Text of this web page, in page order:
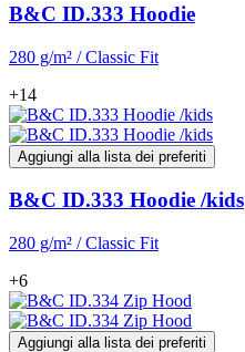
B&C ID.333 Hoodie
280 g/m² / Classic Fit
+14
Aggiungi alla lista dei preferiti
B&C ID.333 Hoodie /kids
280 g/m² / Classic Fit
+6
Aggiungi alla lista dei preferiti